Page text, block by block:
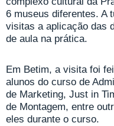
6 museus diferentes. A
visitas a aplicação das
de aula na prática.
Em Betim, a visita foi
alunos do curso de
de Marketing, Just in
de Montagem, entre
eles durante o curso.